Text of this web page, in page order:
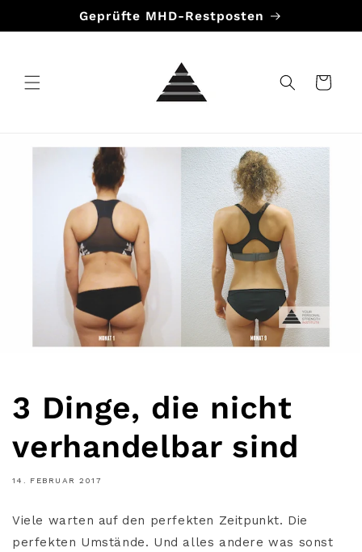
Inhalt
Geprüfte MHD-Restposten
Warenkorb
3 Dinge, die nicht
verhandelbar sind
14. FEBRUAR 2017
Viele warten auf den perfekten Zeitpunkt. Die
perfekten Umstände. Und alles andere was sonst